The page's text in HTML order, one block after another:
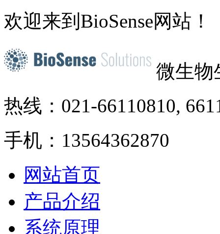
欢迎来到BioSense网站！
微生物
热线：021-66110810,
手机：13564362870
网站首页
产品介绍
系统原理